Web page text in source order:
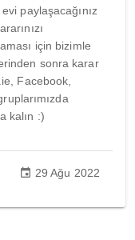
paylaşacağınız
için bizimle
sonra karar
Facebook,
kalın :)
29 Ağu 2022